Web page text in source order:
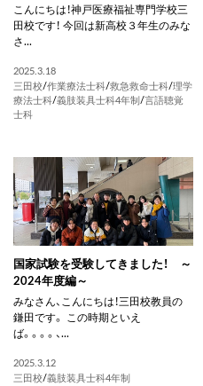
こんにちは！神戸医療福祉専門学校三
田校です！ 今回は新高校３年生のみな
さ...
2025.3.18
三田校/作業療法士科/救急救命士科/理学
療法士科/義肢装具士科4年制/言語聴覚
士科
国家試験を受験してきました！ ～
2024年度編～
みなさん、こんにちは！三田校教員の
鎌田です。 この時期といえ
ば。。。。、...
2025.3.12
三田校/義肢装具士科4年制